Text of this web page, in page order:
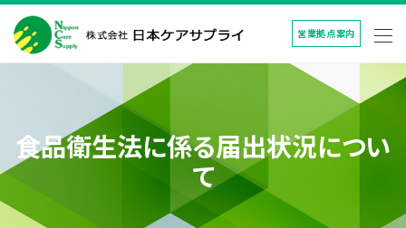
営業拠点案内
食品衛生法に係る届出状況につい
て